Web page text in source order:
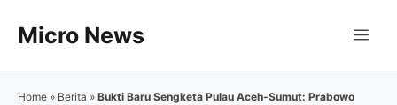
Micro News
Home » Berita » Bukti Baru Sengketa Pulau Aceh-Sumut: Prabowo